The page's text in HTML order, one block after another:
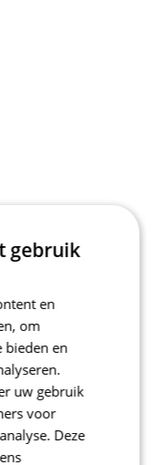
gebruik
en
om
bieden en
uw gebruik
voor
Deze